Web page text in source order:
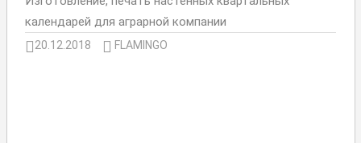
календарей для аграрной компании
20.12.2018 FLAMINGO